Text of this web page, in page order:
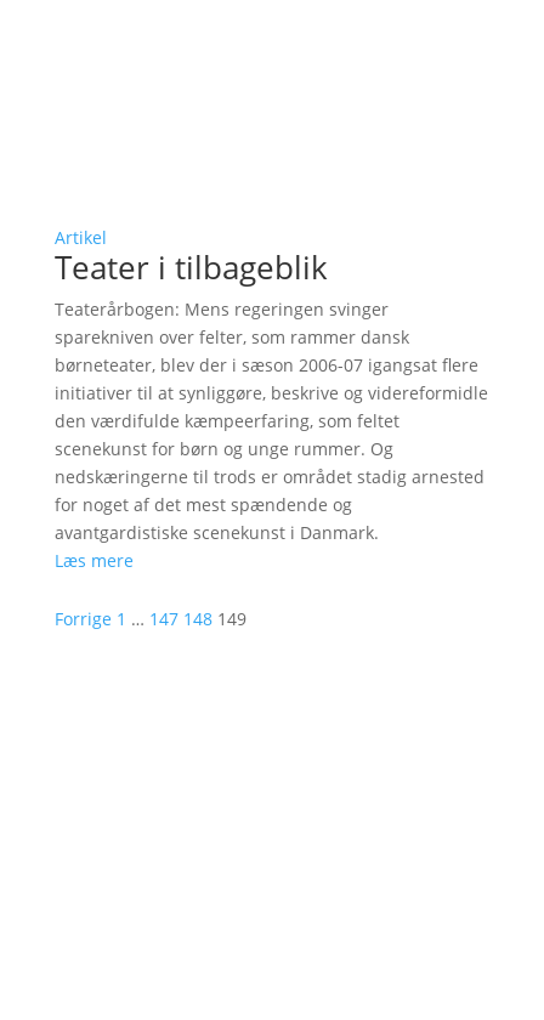
Artikel
Teater i tilbageblik
Teaterårbogen: Mens regeringen svinger
sparekniven over felter, som rammer dansk
børneteater, blev der i sæson 2006-07 igangsat flere
initiativer til at synliggøre, beskrive og videreformidle
den værdifulde kæmpeerfaring, som feltet
scenekunst for børn og unge rummer. Og
nedskæringerne til trods er området stadig arnested
for noget af det mest spændende og
avantgardistiske scenekunst i Danmark.
Læs mere
Forrige 1 … 147 148 149